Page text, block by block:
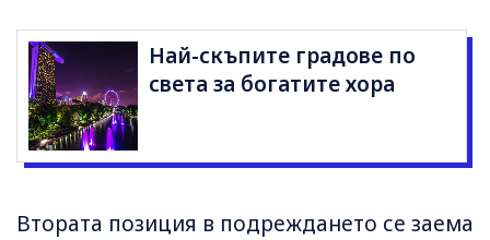
Най-скъпите градове по
света за богатите хора
Втората позиция в подреждането се заема